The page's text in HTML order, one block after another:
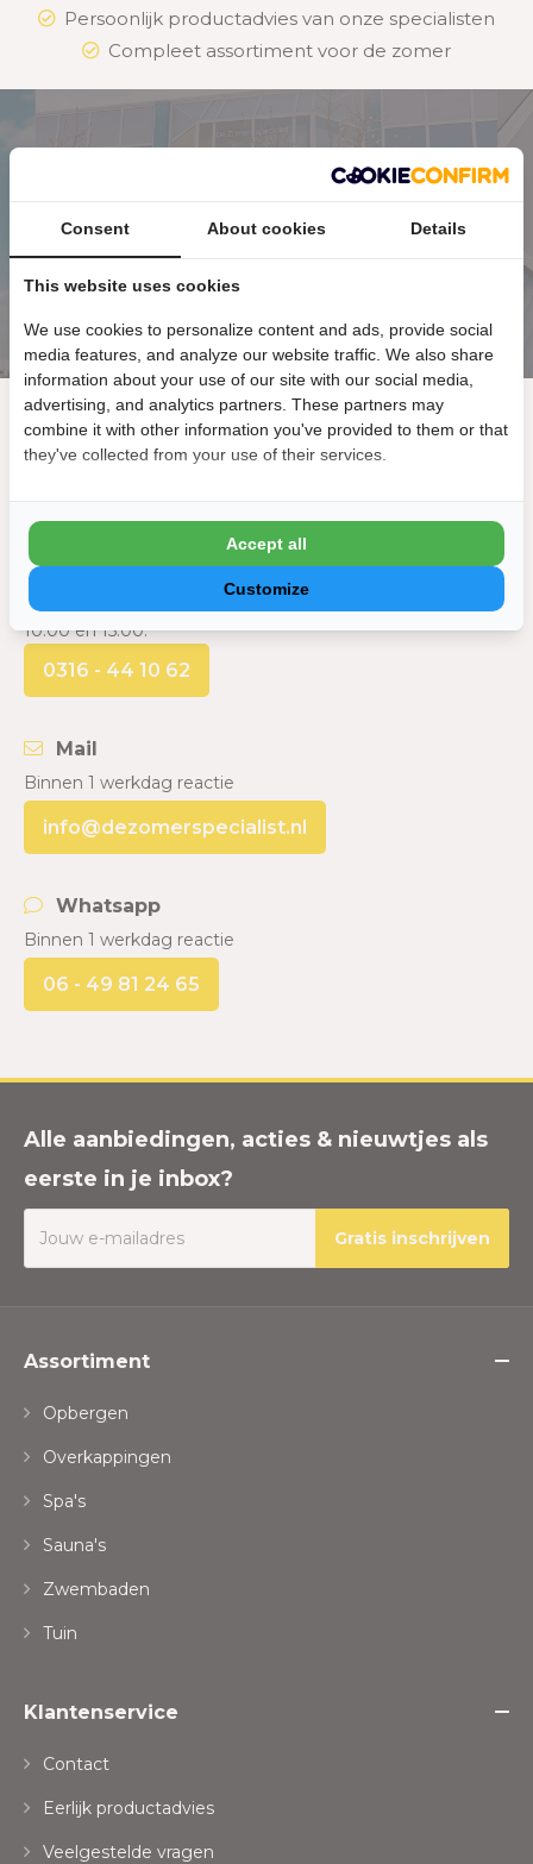
Persoonlijk productadvies van onze specialisten
Compleet assortiment voor de zomer
Kom langs in onze showroom!
09:00 t/m 17:00 en op zaterdag van 10:00 t/m 15:00.
Klik hier voor meer informatie
Hulp nodig? Onze productspecialisten
staan voor je klaar
Onze klantenservice is bereikbaar van maandag t/m
vrijdag 09:00 tot 17:00 en zaterdag tussen 10:00 en 15:00.
Werkdagen tussen 09:00 en 17:00. Zaterdag tussen
10:00 en 15:00.
0316 - 44 10 62
Mail
Binnen 1 werkdag reactie
info@dezomerspecialist.nl
Whatsapp
Binnen 1 werkdag reactie
06 - 49 81 24 65
Alle aanbiedingen, acties & nieuwtjes als
eerste in je inbox?
Gratis inschrijven
Assortiment
Opbergen
Overkappingen
Spa's
Sauna's
Zwembaden
Tuin
Klantenservice
Contact
Eerlijk productadvies
Veelgestelde vragen
Consent About cookies Details
This website uses cookies
We use cookies to personalize content and ads, provide social
media features, and analyze our website traffic. We also share
information about your use of our site with our social media,
advertising, and analytics partners. These partners may
combine it with other information you've provided to them or that
they've collected from your use of their services.
Customize
Accept all